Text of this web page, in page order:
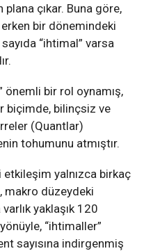
çıkar. Buna göre,
bir dönemindeki
“ihtimal” varsa
önemli bir rol oynamış,
biçimde, bilinçsiz ve
(Quantlar)
tohumunu atmıştır.
yalnızca birkaç
makro düzeydeki
yaklaşık 120
“ihtimaller”
sayısına indirgenmiş